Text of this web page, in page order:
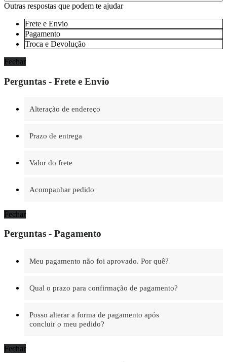
Outras respostas que podem te ajudar
Frete e Envio
Pagamento
Troca e Devolução
Fechar
Perguntas - Frete e Envio
Alteração de endereço
Prazo de entrega
Valor do frete
Acompanhar pedido
Fechar
Perguntas - Pagamento
Meu pagamento não foi aprovado. Por quê?
Qual o prazo para confirmação de pagamento?
Posso alterar a forma de pagamento após
concluir o meu pedido?
Fechar